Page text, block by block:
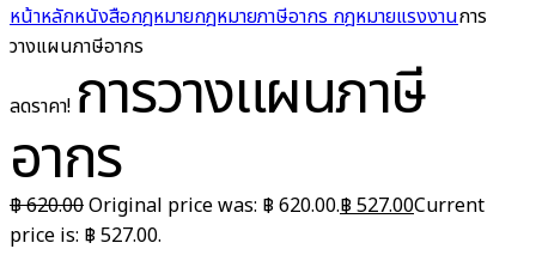
หน้าหลักหนังสือกฎหมายกฎหมายภาษีอากร กฎหมายแรงงานการ
วางแผนภาษีอากร
ลดราคา! การวางแผนภาษี
อากร
฿620.00Original price was: ฿ 620.00.฿ 527.00Current
price is: ฿ 527.00.